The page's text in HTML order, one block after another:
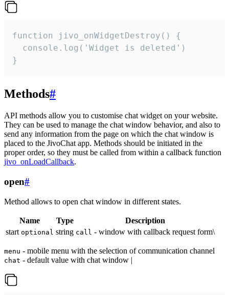
function jivo_onWidgetDestroy() {
  console.log('Widget is deleted')
}
Methods#
API methods allow you to customise chat widget on your website.
They can be used to manage the chat window behavior, and also to
send any information from the page on which the chat window is
placed to the JivoChat app. Methods should be initiated in the
proper order, so they must be called from within a callback function
jivo_onLoadCallback.
open#
Method allows to open chat window in different states.
Name Type
Description
start optional string call - window with callback request form\
menu - mobile menu with the selection of communication channel
chat - default value with chat window |